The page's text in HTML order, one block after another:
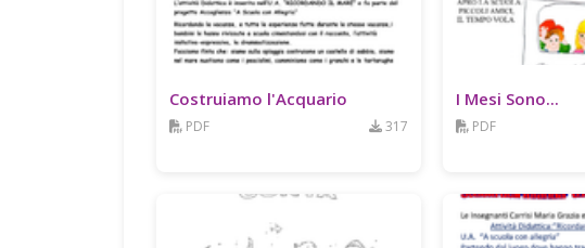
Costruiamo l'Acquario
PDF 317
I Mesi Sono...
PDF